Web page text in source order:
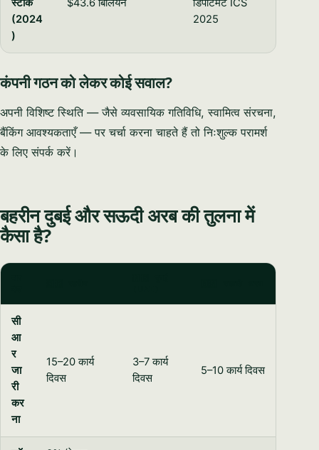
स्टॉक
(2024
)
$43.6 बिलियन
डिपार्टमेंट ICS
2025
कंपनी गठन को लेकर कोई सवाल?
अपनी विशिष्ट स्थिति — जैसे व्यवसायिक गतिविधि, स्वामित्व संरचना,
बैंकिंग आवश्यकताएँ — पर चर्चा करना चाहते हैं तो निःशुल्क परामर्श
के लिए संपर्क करें।
बहरीन दुबई और सऊदी अरब की तुलना में
कैसा है?
सी
आ
र
जा
री
कर
ना
15–20 कार्य
दिवस
3–7 कार्य
दिवस
5–10 कार्य दिवस